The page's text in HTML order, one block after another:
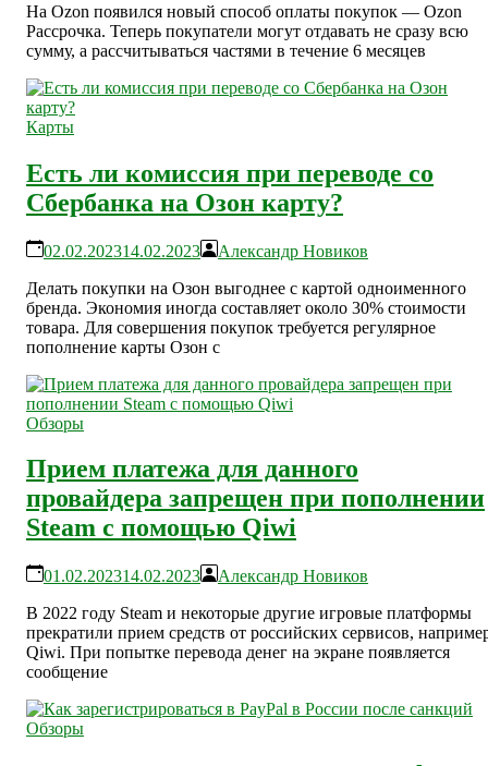
На Ozon появился новый способ оплаты покупок — Ozon
Рассрочка. Теперь покупатели могут отдавать не сразу всю
сумму, а рассчитываться частями в течение 6 месяцев
Карты
Есть ли комиссия при переводе со
Сбербанка на Озон карту?
02.02.202314.02.2023
Александр Новиков
Делать покупки на Озон выгоднее с картой одноименного
бренда. Экономия иногда составляет около 30% стоимости
товара. Для совершения покупок требуется регулярное
пополнение карты Озон с
Обзоры
Прием платежа для данного
провайдера запрещен при пополнении
Steam с помощью Qiwi
01.02.202314.02.2023
Александр Новиков
В 2022 году Steam и некоторые другие игровые платформы
прекратили прием средств от российских сервисов,
Qiwi. При попытке перевода денег на экране появляется
сообщение
Обзоры